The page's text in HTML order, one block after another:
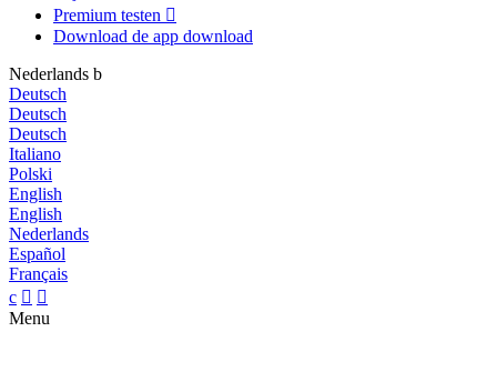
Premium testen 
Download de app download
Nederlands b
Deutsch
Deutsch
Deutsch
Italiano
Polski
English
English
Nederlands
Español
Français
c  
Menu